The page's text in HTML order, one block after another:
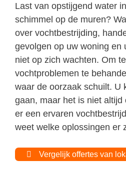
Last van opstijgend water
schimmel op de muren?
over vochtbestrijding,
gevolgen op uw woning en
niet op zich wachten. Om
vochtproblemen te
waar de oorzaak schuilt. U
gaan, maar het is niet
er een ervaren
weet welke oplossingen er
Vergelijk offertes van